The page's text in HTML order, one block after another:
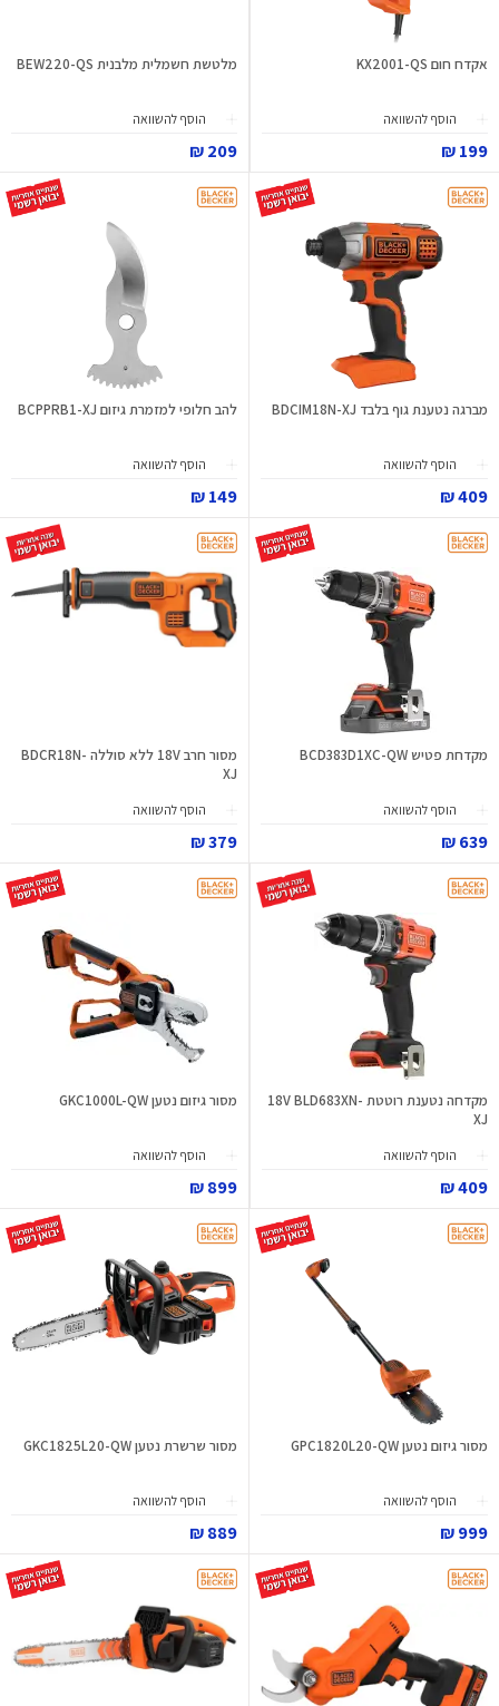
אקדח חום KX2001-QS
הוסף להשוואה
199 ₪
מלטשת חשמלית מלבנית BEW220-QS
הוסף להשוואה
209 ₪
מברגה נטענת גוף בלבד BDCIM18N-XJ
הוסף להשוואה
409 ₪
להב חלופי למזמרת גיזום BCPPRB1-XJ
הוסף להשוואה
149 ₪
מקדחת פטיש BCD383D1XC-QW
הוסף להשוואה
639 ₪
מסור חרב 18V ללא סוללה BDCR18N-
XJ
הוסף להשוואה
379 ₪
מקדחה נטענת רוטטת 18V BLD683XN-
XJ
הוסף להשוואה
409 ₪
מסור גיזום נטען GKC1000L-QW
הוסף להשוואה
899 ₪
מסור גיזום נטען GPC1820L20-QW
הוסף להשוואה
999 ₪
מסור שרשרת נטען GKC1825L20-QW
הוסף להשוואה
889 ₪